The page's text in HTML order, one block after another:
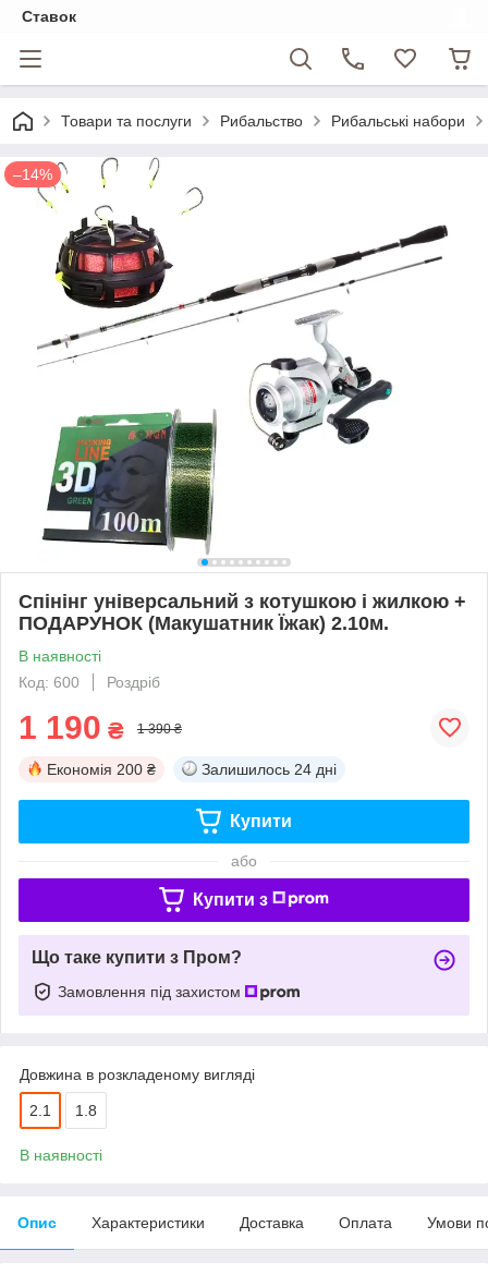
Ставок
Товари та послуги Рибальство Рибальські набори
–14%
Спінінг універсальний з котушкою і жилкою +
ПОДАРУНОК (Макушатник Їжак) 2.10м.
В наявності
Код: 600
Роздріб
1 190 ₴ 1 390 ₴
Економія 200 ₴ Залишилось 24 дні
Купити
або
Купити з
Що таке купити з Пром?
Замовлення під захистом
Довжина в розкладеному вигляді
2.1 1.8
В наявності
Опис Характеристики Доставка Оплата Умови